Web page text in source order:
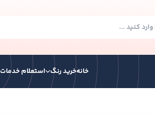
خانهخرید رنگ استعلام خدمات